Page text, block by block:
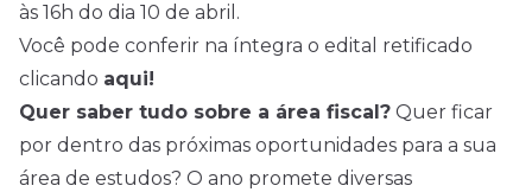
às 16h do dia 10 de abril.
Você pode conferir na íntegra o edital retificado
clicando aqui!
Quer saber tudo sobre a área fiscal? Quer ficar
por dentro das próximas oportunidades para a sua
área de estudos? O ano promete diversas